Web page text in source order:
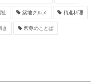
祉 築地グルメ 精進料理
き 釈尊のことば